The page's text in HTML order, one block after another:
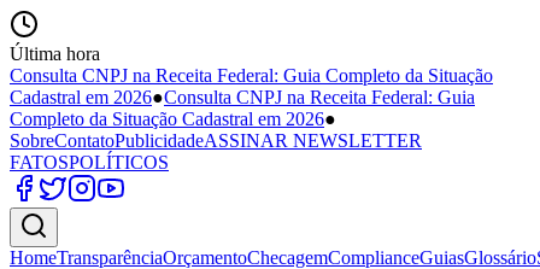
Última hora
Consulta CNPJ na Receita Federal: Guia Completo da Situação
Cadastral em 2026●Consulta CNPJ na Receita Federal: Guia
Completo da Situação Cadastral em 2026●
SobreContatoPublicidadeASSINAR NEWSLETTER
FATOSPOLÍTICOS
HomeTransparênciaOrçamentoChecagemComplianceGuiasGlossário